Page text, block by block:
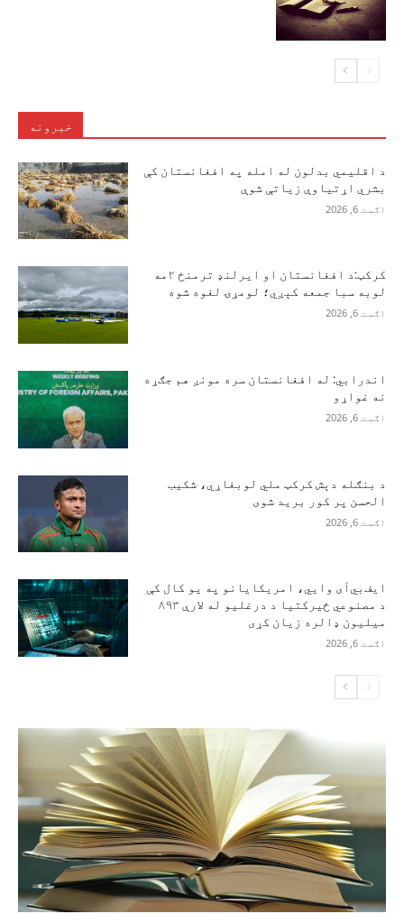
خبرونه
د اقلیمي بدلون له امله په افغانستان کې
بشري اړتیاوې زیاتې شوې
اګست 6, 2026
کرکټ:د افغانستان او ایرلنډ ترمنځ ۲مه
لوبه سبا جمعه کېږي؛ لومړۍ لغوه شوه
اګست 6, 2026
اندرابي: له افغانستان سره مونږ هم جګړه
نه غواړو
اګست 6, 2026
د بنګله دېش کرکټ ملي لوبغاړي، شکیب
الحسن پر کور برید شوی
اګست 6, 2026
ایف‌بي‌آی وايي، امریکایانو په یو کال کې
د مصنوعي ځیرکتیا د درغلیو له لارې ۸۹۳
میلیون ډالره زیان کړی
اګست 6, 2026